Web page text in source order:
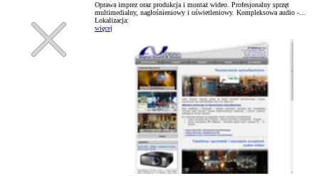
Oprawa imprez oraz produkcja i montaż wideo. Profesjonalny sprzęt
multimedialny, nagłośnieniowy i oświetleniowy. Kompleksowa audio -...
Lokalizacja:
więcej